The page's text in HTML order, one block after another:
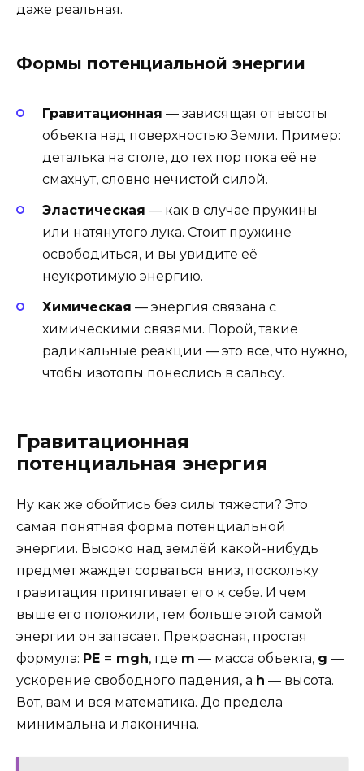
даже реальная.
Формы потенциальной энергии
Гравитационная — зависящая от высоты
объекта над поверхностью Земли. Пример:
деталька на столе, до тех пор пока её не
смахнут, словно нечистой силой.
Эластическая — как в случае пружины
или натянутого лука. Стоит пружине
освободиться, и вы увидите её
неукротимую энергию.
Химическая — энергия связана с
химическими связями. Порой, такие
радикальные реакции — это всё, что нужно,
чтобы изотопы понеслись в сальсу.
Гравитационная
потенциальная энергия
Ну как же обойтись без силы тяжести? Это
самая понятная форма потенциальной
энергии. Высоко над землёй какой-нибудь
предмет жаждет сорваться вниз, поскольку
гравитация притягивает его к себе. И чем
выше его положили, тем больше этой самой
энергии он запасает. Прекрасная, простая
формула: PE = mgh, где m — масса объекта, g —
ускорение свободного падения, а h — высота.
Вот, вам и вся математика. До предела
минимальна и лаконична.